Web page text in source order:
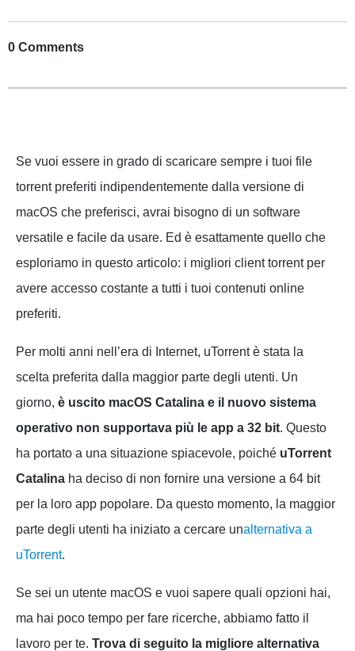
0 Comments
Se vuoi essere in grado di scaricare sempre i tuoi file
torrent preferiti indipendentemente dalla versione di
macOS che preferisci, avrai bisogno di un software
versatile e facile da usare. Ed è esattamente quello che
esploriamo in questo articolo: i migliori client torrent per
avere accesso costante a tutti i tuoi contenuti online
preferiti.
Per molti anni nell’era di Internet, uTorrent è stata la
scelta preferita dalla maggior parte degli utenti. Un
giorno, è uscito macOS Catalina e il nuovo sistema
operativo non supportava più le app a 32 bit. Questo
ha portato a una situazione spiacevole, poiché uTorrent
Catalina ha deciso di non fornire una versione a 64 bit
per la loro app popolare. Da questo momento, la maggior
parte degli utenti ha iniziato a cercare unalternativa a
uTorrent.
Se sei un utente macOS e vuoi sapere quali opzioni hai,
ma hai poco tempo per fare ricerche, abbiamo fatto il
lavoro per te. Trova di seguito la migliore alternativa